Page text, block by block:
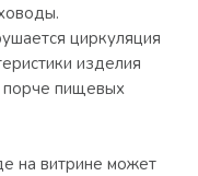
циркуляция
изделия
порче пищевых
на витрине может